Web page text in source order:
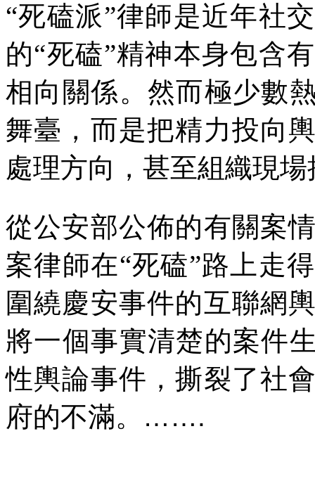
“死磕派”律師是近年社
的“死磕”精神本身包含
相向關係。然而極少數
舞臺，而是把精力投向
處理方向，甚至組織現
從公安部公佈的有關案
案律師在“死磕”路上走
圍繞慶安事件的互聯網
將一個事實清楚的案件
性輿論事件，撕裂了社
府的不滿。
…….